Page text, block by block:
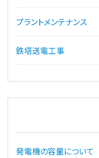
プラントメンテナンス
鉄塔送電工事
発電機の容量について